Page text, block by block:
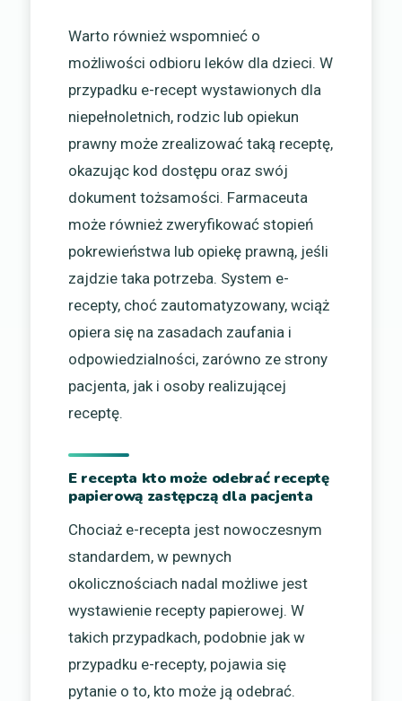
Warto również wspomnieć o
możliwości odbioru leków dla dzieci. W
przypadku e-recept wystawionych dla
niepełnoletnich, rodzic lub opiekun
prawny może zrealizować taką receptę,
okazując kod dostępu oraz swój
dokument tożsamości. Farmaceuta
może również zweryfikować stopień
pokrewieństwa lub opiekę prawną, jeśli
zajdzie taka potrzeba. System e-
recepty, choć zautomatyzowany, wciąż
opiera się na zasadach zaufania i
odpowiedzialności, zarówno ze strony
pacjenta, jak i osoby realizującej
receptę.
E recepta kto może odebrać receptę
papierową zastępczą dla pacjenta
Chociaż e-recepta jest nowoczesnym
standardem, w pewnych
okolicznościach nadal możliwe jest
wystawienie recepty papierowej. W
takich przypadkach, podobnie jak w
przypadku e-recepty, pojawia się
pytanie o to, kto może ją odebrać.